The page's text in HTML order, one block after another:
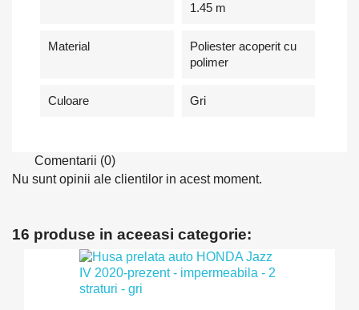
1.45 m
Material
Poliester acoperit cu
polimer
Culoare Gri
Comentarii (0)
Nu sunt opinii ale clientilor in acest moment.
16 produse in aceeasi categorie: